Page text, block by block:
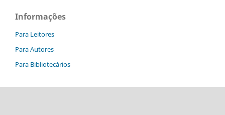
Informações
Para Leitores
Para Autores
Para Bibliotecários